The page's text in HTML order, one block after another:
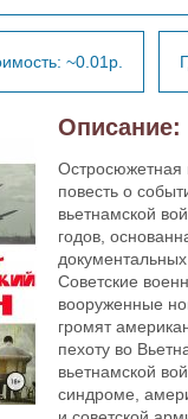
~0.01р.
Описание:
Остросюжетная
повесть о
вьетнамской
годов,
Советские
вооруженные
громят
пехоту во
вьетнамской
синдроме,